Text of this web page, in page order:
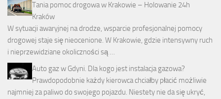
Tania pomoc drogowa w Krakowie – Holowanie 24h
Kraków
W sytuacji awaryjnej na drodze, wsparcie profesjonalnej pomocy
drogowej staje się nieocenione. W Krakowie, gdzie intensywny ruch
i nieprzewidziane okoliczności są …
Auto gaz w Gdyni. Dla kogo jest instalacja gazowa?
Prawdopodobnie każdy kierowca chciałby płacić możliwie
najmniej za paliwo do swojego pojazdu. Niestety nie da się ukryć,